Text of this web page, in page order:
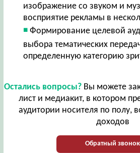
изображение со звуком и
восприятие рекламы в
Формирование целевой
выбора тематических
определенную категорию
Остались вопросы?Вы можете
лист и медиакит, в котором
аудитории носителя по полу,
доходов
Обратный звонок